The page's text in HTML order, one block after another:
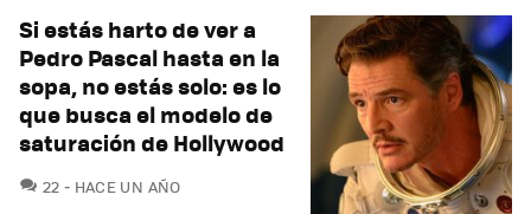
Si estás harto de ver a
Pedro Pascal hasta en la
sopa, no estás solo: es lo
que busca el modelo de
saturación de Hollywood
22 COMENTARIOS
HACE UN AÑO